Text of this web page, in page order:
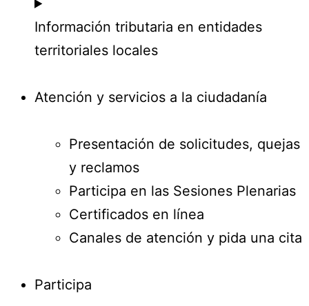
Información tributaria en entidades
territoriales locales
Atención y servicios a la ciudadanía
Presentación de solicitudes, quejas
y reclamos
Participa en las Sesiones Plenarias
Certificados en línea
Canales de atención y pida una cita
Participa